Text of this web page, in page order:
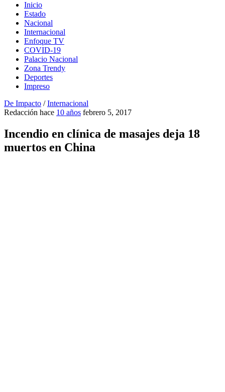
Inicio
Estado
Nacional
Internacional
Enfoque TV
COVID-19
Palacio Nacional
Zona Trendy
Deportes
Impreso
De Impacto /Internacional
Redacción hace 10 años febrero 5, 2017
Incendio en clínica de masajes deja 18
muertos en China